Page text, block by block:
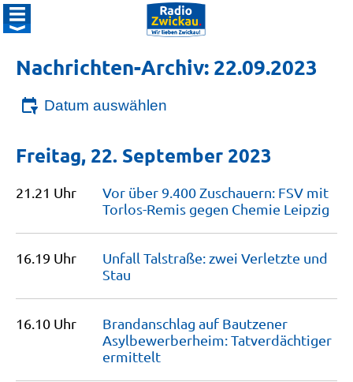
Nachrichten-Archiv: 22.09.2023
Datum auswählen
Freitag, 22. September 2023
21.21 Uhr
Vor über 9.400 Zuschauern: FSV mit
Torlos-Remis gegen Chemie Leipzig
16.19 Uhr
Unfall Talstraße: zwei Verletzte und
Stau
16.10 Uhr
Brandanschlag auf Bautzener
Asylbewerberheim: Tatverdächtiger
ermittelt